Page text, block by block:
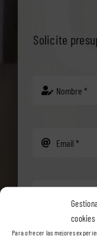
cookies
Para ofrecer las mejores
Solicite